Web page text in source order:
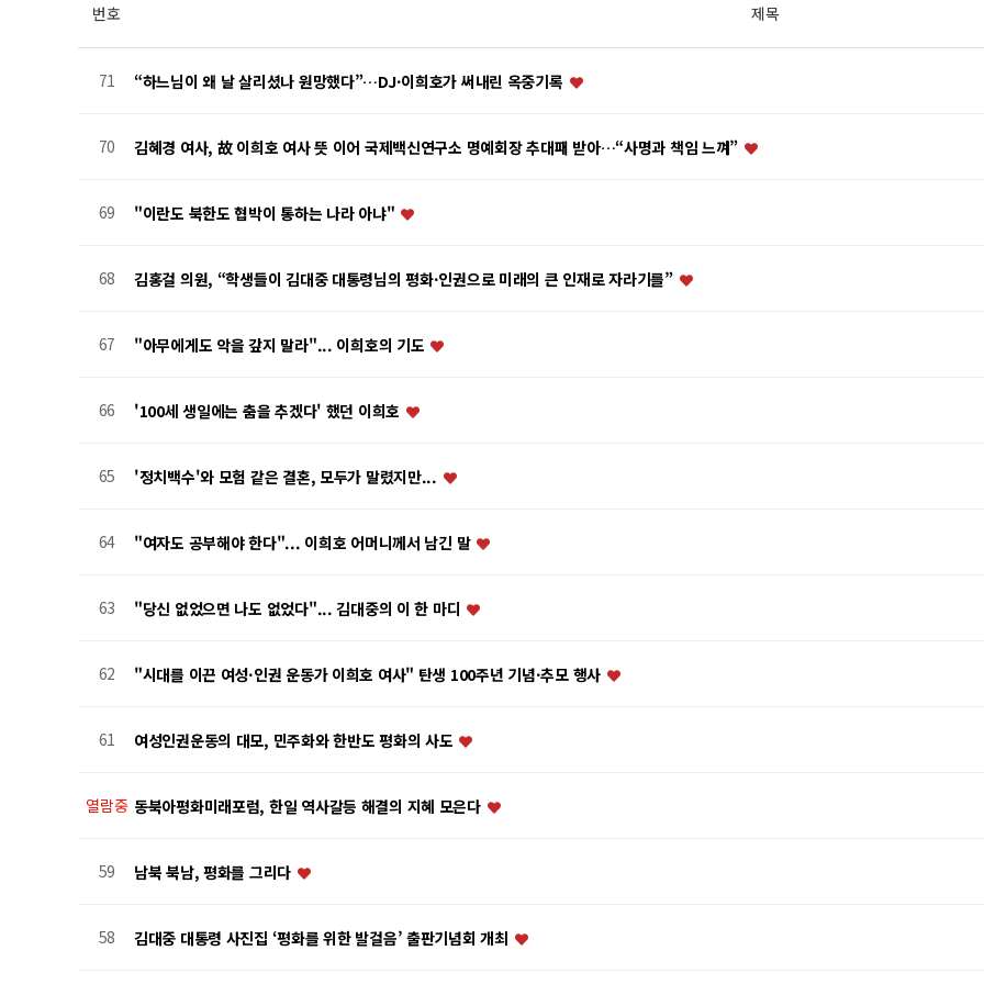
번호 제목
71 “하느님이 왜 날 살리셨나 원망했다”…DJ·이희호가 써내린 옥중기록
70 김혜경 여사, 故 이희호 여사 뜻 이어 국제백신연구소 명예회장 추대패 받아…“사명과 책임 느껴”
69 "이란도 북한도 협박이 통하는 나라 아냐"
68 김홍걸 의원, “학생들이 김대중 대통령님의 평화·인권으로 미래의 큰 인재로 자라기를”
67 "아무에게도 악을 갚지 말라"... 이희호의 기도
66 '100세 생일에는 춤을 추겠다' 했던 이희호
65 '정치백수'와 모험 같은 결혼, 모두가 말렸지만...
64 "여자도 공부해야 한다"... 이희호 어머니께서 남긴 말
63 "당신 없었으면 나도 없었다"... 김대중의 이 한 마디
62 "시대를 이끈 여성·인권 운동가 이희호 여사" 탄생 100주년 기념·추모 행사
61 여성인권운동의 대모, 민주화와 한반도 평화의 사도
열람중 동북아평화미래포럼, 한일 역사갈등 해결의 지혜 모은다
59 남북 북남, 평화를 그리다
58 김대중 대통령 사진집 ‘평화를 위한 발걸음’ 출판기념회 개최